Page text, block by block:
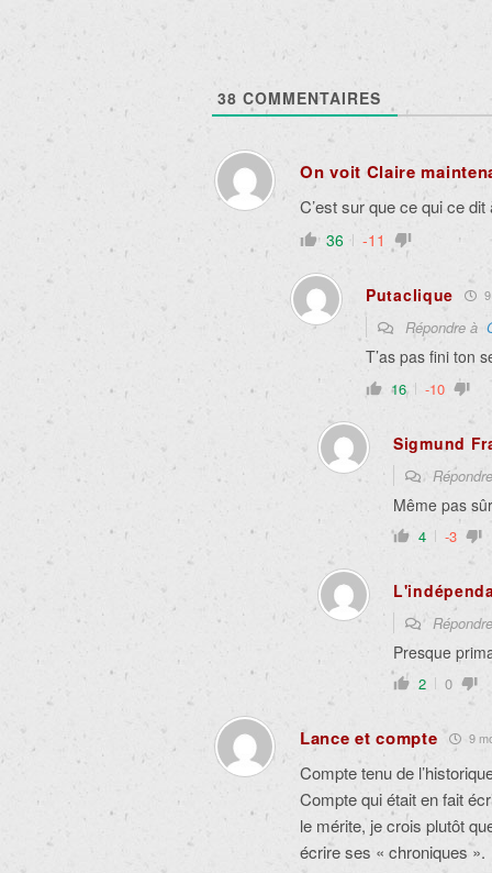
38 COMMENTAIRES
On voit Claire
C’est sur que ce qui ce
36 -11
Putaclique
Répondre à
T’as pas fini ton
16 -10
Sigmund
Même pas
4 -3
Presque
2 0
Lance et compte 9
Compte tenu de
Compte qui était en fait
le mérite, je crois plutôt
écrire ses « chroniques ».